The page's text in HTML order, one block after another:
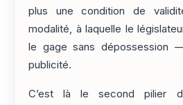
plus une condition de
modalité, à laquelle le
le gage sans dépossession
publicité.
C’est là le second pilier